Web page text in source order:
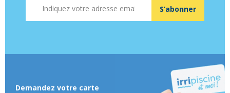
S’abonner
Demandez votre carte